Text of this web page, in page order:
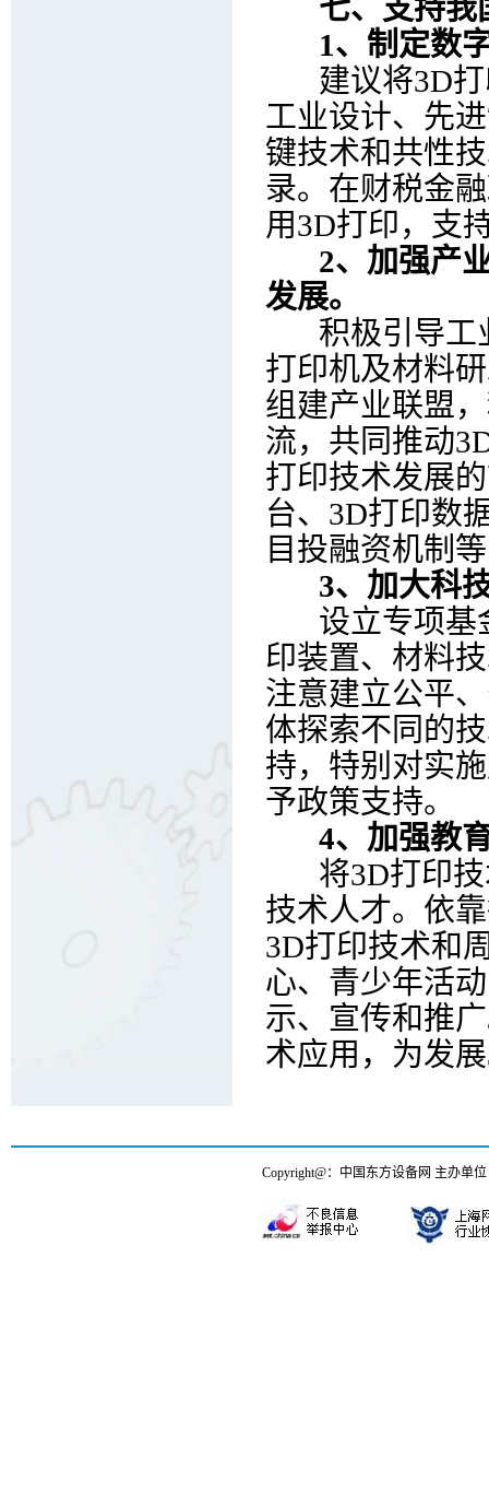
七、支持我
1、制定数字
建议将3D打
工业设计、先
键技术和共性
录。在财税金
用3D打印，支
2、加强产
发展。
积极引导工
打印机及材料
组建产业联盟
流，共同推动
打印技术发展
台、3D打印数
目投融资机制
3、加大科
设立专项基
印装置、材料
注意建立公平
体探索不同的
持，特别对实
予政策支持。
4、加强教
将3D打印技
技术人才。依
3D打印技术和
心、青少年活
示、宣传和推
术应用，为发
Copyright@：中国东方设备网 主办单